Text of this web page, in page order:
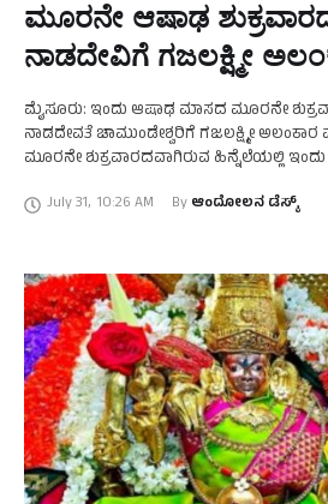
ಮೂರನೇ ಆಷಾಢ
ನಾಡದೇವಿಗೆ ಗಜಲಕ್ಷ್ಮೀ
ಮೈಸೂರು: ಇಂದು ಆಷಾಢ ಮಾಸದ ಮೂರನೇ
ನಾಡದೇವತೆ ಚಾಮುಂಡೇಶ್ವರಿಗೆ ಗಜಲಕ್ಷ್ಮೀ
ಮೂರನೇ ಶುಕ್ರವಾರದವಾಗಿರುವ ಹಿನ್ನೆಲೆಯಲ್ಲಿ
ಗಜಲಕ್ಷ್ಮೀ ಅಲಂಕಾರ …
July 31, 10:26 AM By ಆಂದೋಲನ ಡೆಸ್ಕ್